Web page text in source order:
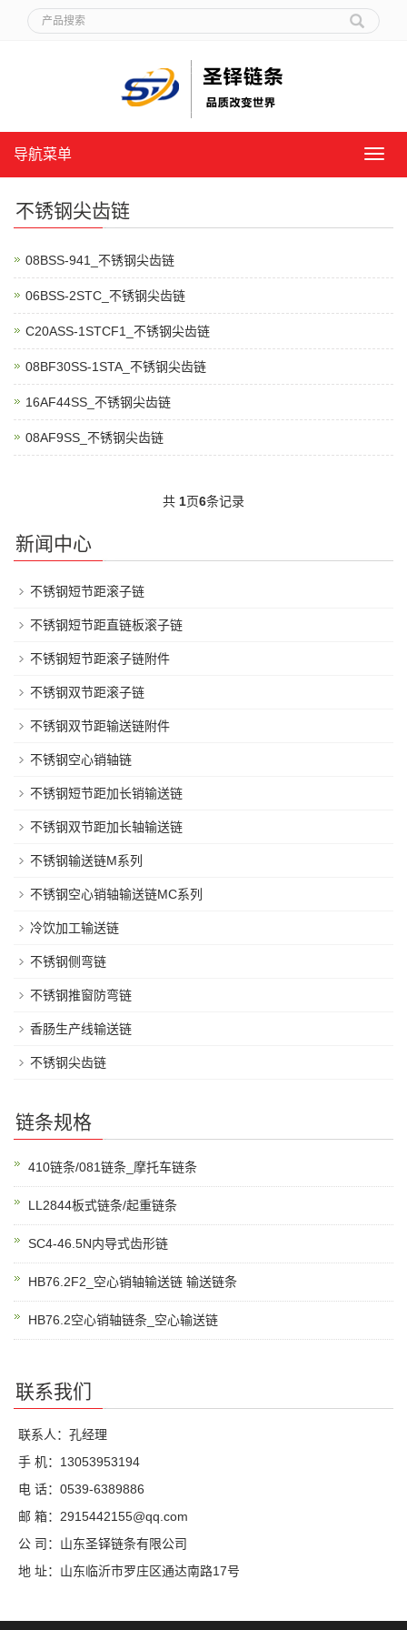
导
导航菜单
不锈钢尖齿链
08BSS-941_不锈钢尖齿链
06BSS-2STC_不锈钢尖齿链
C20ASS-1STCF1_不锈钢尖齿链
08BF30SS-1STA_不锈钢尖齿链
16AF44SS_不锈钢尖齿链
08AF9SS_不锈钢尖齿链
共 1页6条记录
新闻中心
不锈钢短节距滚子链
不锈钢短节距直链板滚子链
不锈钢短节距滚子链附件
不锈钢双节距滚子链
不锈钢双节距输送链附件
不锈钢空心销轴链
不锈钢短节距加长销输送链
不锈钢双节距加长轴输送链
不锈钢输送链M系列
不锈钢空心销轴输送链MC系列
冷饮加工输送链
不锈钢侧弯链
不锈钢推窗防弯链
香肠生产线输送链
不锈钢尖齿链
链条规格
410链条/081链条_摩托车链条
LL2844板式链条/起重链条
SC4-46.5N内导式齿形链
HB76.2F2_空心销轴输送链 输送链条
HB76.2空心销轴链条_空心输送链
联系我们
联系人：孔经理
手 机：13053953194
电 话：0539-6389886
邮 箱：2915442155@qq.com
公 司：山东圣铎链条有限公司
地 址：山东临沂市罗庄区通达南路17号